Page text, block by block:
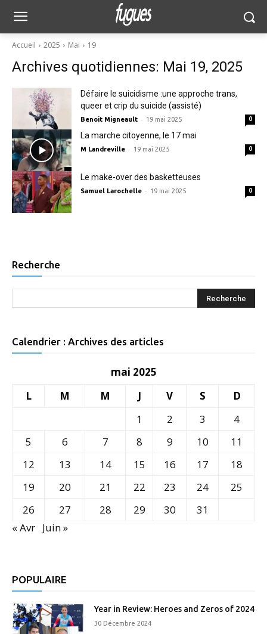
Accueil 2025 Mai 19
Archives quotidiennes: Mai 19, 2025
Défaire le suicidisme :une approche trans,
queer et crip du suicide (assisté)
Benoit Migneault - 19 mai 2025 0
La marche citoyenne, le 17 mai
M Landreville - 19 mai 2025 0
Le make-over des basketteuses
Samuel Larochelle - 19 mai 2025 0
Recherche
Calendrier : Archives des articles
mai 2025
L
M M J V S
D
1
2 3
4
5
6 7 8 9 10
11
12
13 14 15 16 17
18
19
20 21 22 23 24
25
26
27 28 29 30
31
« Avr Juin »
POPULAIRE
Year in Review: Heroes and Zeros of 2024
30 Décembre 2024